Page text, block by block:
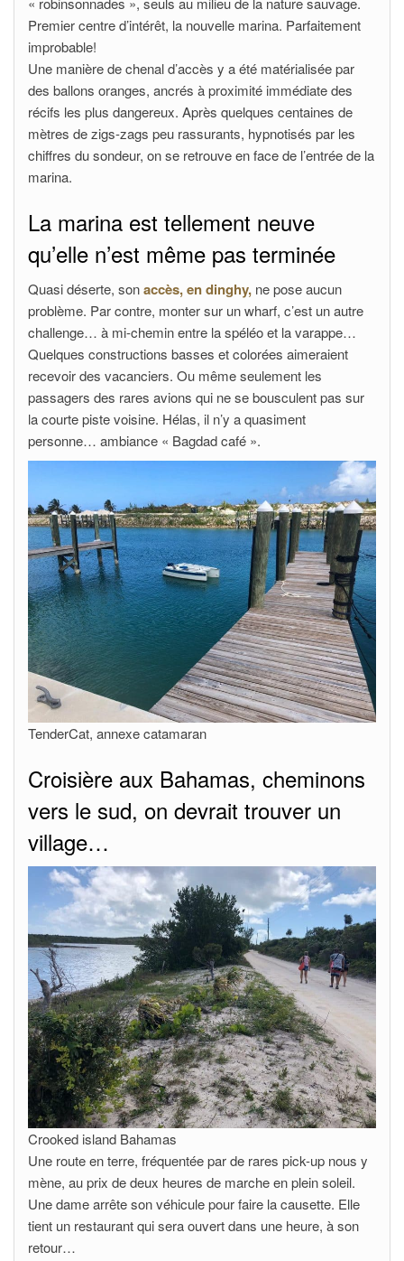
Premier centre d’intérêt, la nouvelle marina. Parfaitement
improbable!
Une manière de chenal d’accès y a été matérialisée par
des ballons oranges, ancrés à proximité immédiate des
récifs les plus dangereux. Après quelques centaines de
mètres de zigs-zags peu rassurants, hypnotisés par les
chiffres du sondeur, on se retrouve en face de l’entrée de la
marina.
La marina est tellement neuve
qu’elle n’est même pas terminée
Quasi déserte, sonaccès, en dinghy, ne pose aucun
problème. Par contre, monter sur un wharf, c’est un autre
challenge… à mi-chemin entre la spéléo et la varappe…
Quelques constructions basses et colorées aimeraient
recevoir des vacanciers. Ou même seulement les
passagers des rares avions qui ne se bousculent pas sur
la courte piste voisine. Hélas, il n’y a quasiment
personne… ambiance « Bagdad café ».
TenderCat, annexe catamaran
Croisière aux Bahamas, cheminons
vers le sud, on devrait trouver un
village…
Crooked island Bahamas
Une route en terre, fréquentée par de rares pick-up nous y
mène, au prix de deux heures de marche en plein soleil.
Une dame arrête son véhicule pour faire la causette. Elle
tient un restaurant qui sera ouvert dans une heure, à son
retour…